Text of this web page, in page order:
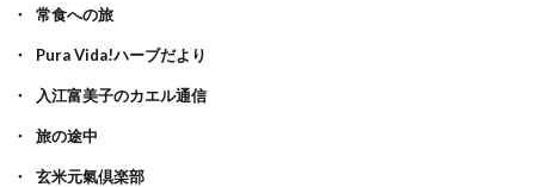
常食への旅
Pura Vida!ハーブだより
入江富美子のカエル通信
旅の途中
玄米元氣倶楽部